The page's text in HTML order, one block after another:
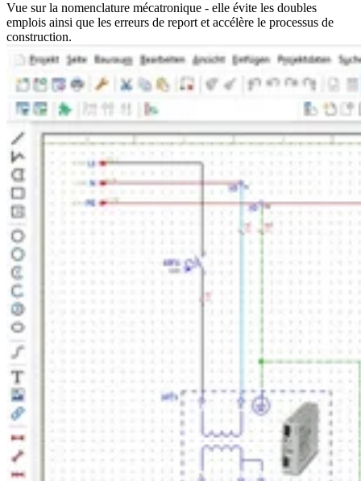
Vue sur la nomenclature mécatronique - elle évite les doubles
emplois ainsi que les erreurs de report et accélère le processus de
construction.